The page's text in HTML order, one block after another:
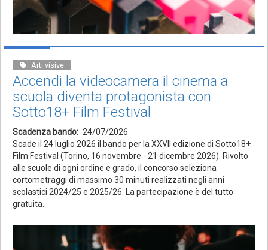
Arti visive
Accendi la videocamera il cinema a
scuola diventa protagonista con
Sotto18+ Film Festival
Scadenza bando
24/07/2026
Scade il 24 luglio 2026 il bando per la XXVII edizione di Sotto18+
Film Festival (Torino, 16 novembre - 21 dicembre 2026). Rivolto
alle scuole di ogni ordine e grado, il concorso seleziona
cortometraggi di massimo 30 minuti realizzati negli anni
scolastici 2024/25 e 2025/26. La partecipazione è del tutto
gratuita.